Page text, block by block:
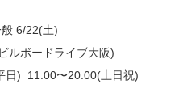
6/22(土)
ルボードライブ大阪)
日) 11:00〜20:00(土日祝)